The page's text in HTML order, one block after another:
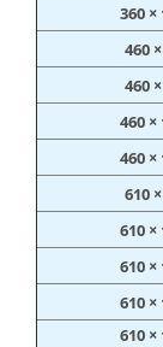
360 ×
460
460
460 ×
460 ×
610
610 ×
610 ×
610 ×
610 ×